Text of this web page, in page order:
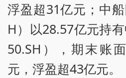
浮盈超31亿元；中
H）以28.57亿元持
50.SH），期末账
元，浮盈超43亿元。